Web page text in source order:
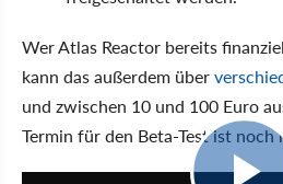
Wer Atlas Reactor bereits
kann das außerdem über
und zwischen 10 und 100 Euro
Termin für den Beta-Test ist